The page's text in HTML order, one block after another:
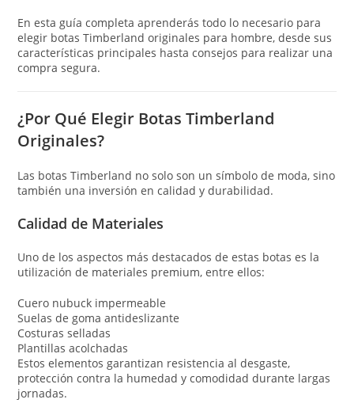
En esta guía completa aprenderás todo lo necesario para
elegir botas Timberland originales para hombre, desde sus
características principales hasta consejos para realizar una
compra segura.
¿Por Qué Elegir Botas Timberland
Originales?
Las botas Timberland no solo son un símbolo de moda, sino
también una inversión en calidad y durabilidad.
Calidad de Materiales
Uno de los aspectos más destacados de estas botas es la
utilización de materiales premium, entre ellos:
Cuero nubuck impermeable
Suelas de goma antideslizante
Costuras selladas
Plantillas acolchadas
Estos elementos garantizan resistencia al desgaste,
protección contra la humedad y comodidad durante largas
jornadas.